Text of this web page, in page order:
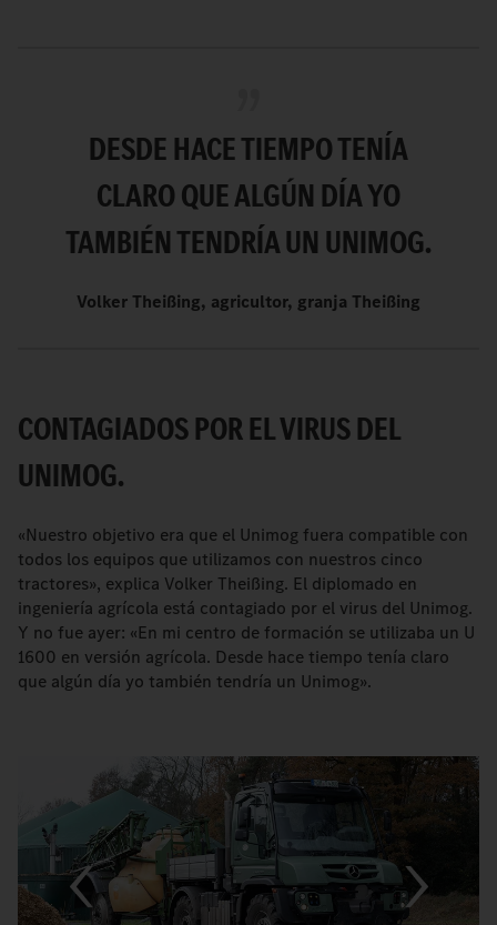
DESDE HACE TIEMPO TENÍA
CLARO QUE ALGÚN DÍA YO
TAMBIÉN TENDRÍA UN UNIMOG.
Volker Theißing, agricultor, granja Theißing
CONTAGIADOS POR EL VIRUS DEL
UNIMOG.
«Nuestro objetivo era que el Unimog fuera compatible con
todos los equipos que utilizamos con nuestros cinco
tractores», explica Volker Theißing. El diplomado en
ingeniería agrícola está contagiado por el virus del Unimog.
Y no fue ayer: «En mi centro de formación se utilizaba un U
1600 en versión agrícola. Desde hace tiempo tenía claro
que algún día yo también tendría un Unimog».